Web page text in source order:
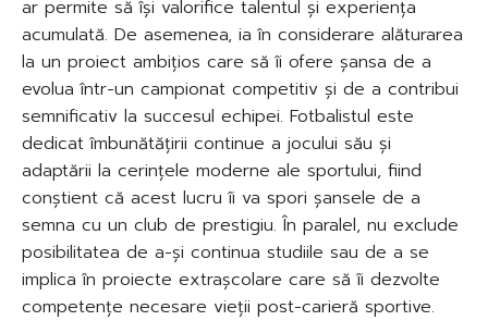
ar permite să își valorifice talentul și experiența
acumulată. De asemenea, ia în considerare alăturarea
la un proiect ambițios care să îi ofere șansa de a
evolua într-un campionat competitiv și de a contribui
semnificativ la succesul echipei. Fotbalistul este
dedicat îmbunătățirii continue a jocului său și
adaptării la cerințele moderne ale sportului, fiind
conștient că acest lucru îi va spori șansele de a
semna cu un club de prestigiu. În paralel, nu exclude
posibilitatea de a-și continua studiile sau de a se
implica în proiecte extrașcolare care să îi dezvolte
competențe necesare vieții post-carieră sportive.